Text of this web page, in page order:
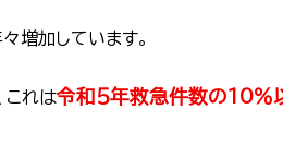
増加しています。
これは令和５年救急件数の10％